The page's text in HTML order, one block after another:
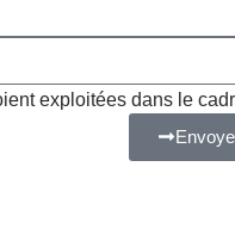
exploitées dans le